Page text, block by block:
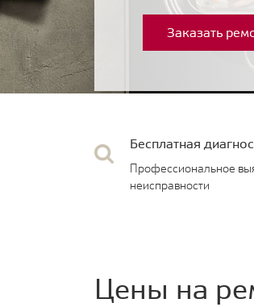
Заказать
Бесплатная
Профессиональное
неисправности
Цены на